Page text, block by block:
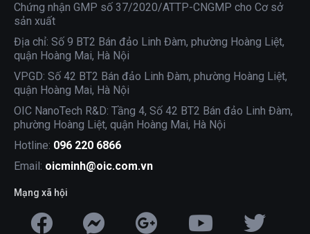
Chứng nhận GMP số 37/2020/ATTP-CNGMP cho Cơ sở
sản xuất
Địa chỉ: Số 9 BT2 Bán đảo Linh Đàm, phường Hoàng Liệt,
quận Hoàng Mai, Hà Nội
VPGD: Số 42 BT2 Bán đảo Linh Đàm, phường Hoàng Liệt,
quận Hoàng Mai, Hà Nội
OIC NanoTech R&D: Tầng 4, Số 42 BT2 Bán đảo Linh Đàm,
phường Hoàng Liệt, quận Hoàng Mai, Hà Nội
Hotline: 096 220 6866
Email: oicminh@oic.com.vn
Mạng xã hội